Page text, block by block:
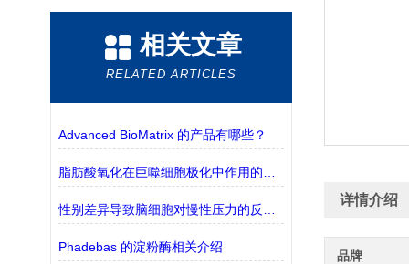
相关文章
RELATED ARTICLES
Advanced BioMatrix 的产品有哪些？
Phadebas 的淀粉酶相关介绍
详情介绍
品牌